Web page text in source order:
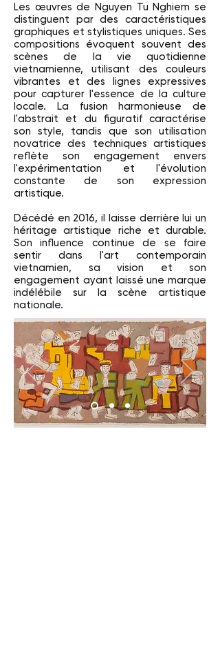
Les œuvres de Nguyen Tu Nghiem se
distinguent par des caractéristiques
graphiques et stylistiques uniques. Ses
compositions évoquent souvent des
scènes de la vie quotidienne
vietnamienne, utilisant des couleurs
vibrantes et des lignes expressives
pour capturer l'essence de la culture
locale. La fusion harmonieuse de
l'abstrait et du figuratif caractérise
son style, tandis que son utilisation
novatrice des techniques artistiques
reflète son engagement envers
l'expérimentation et l'évolution
constante de son expression
artistique.
Décédé en 2016, il laisse derrière lui un
héritage artistique riche et durable.
Son influence continue de se faire
sentir dans l'art contemporain
vietnamien, sa vision et son
engagement ayant laissé une marque
indélébile sur la scène artistique
nationale.